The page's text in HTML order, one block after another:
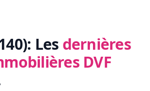
Les dernières
DVF